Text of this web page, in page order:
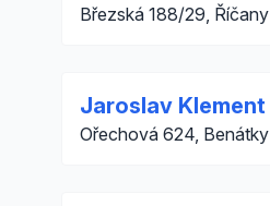
Březská 188/29, Říčany
Jaroslav Klement
Ořechová 624,